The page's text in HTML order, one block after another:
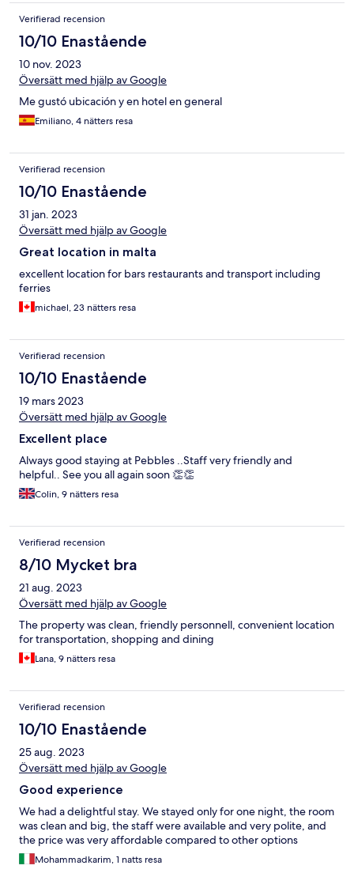
Verifierad recension
10/10 Enastående
10 nov. 2023
Översätt med hjälp av Google
Me gustó ubicación y en hotel en general
Emiliano, 4 nätters resa
Verifierad recension
10/10 Enastående
31 jan. 2023
Översätt med hjälp av Google
Great location in malta
excellent location for bars restaurants and transport including
ferries
michael, 23 nätters resa
Verifierad recension
10/10 Enastående
19 mars 2023
Översätt med hjälp av Google
Excellent place
Always good staying at Pebbles ..Staff very friendly and
helpful.. See you all again soon 👏👏
Colin, 9 nätters resa
Verifierad recension
8/10 Mycket bra
21 aug. 2023
Översätt med hjälp av Google
The property was clean, friendly personnell, convenient location
for transportation, shopping and dining
Lana, 9 nätters resa
Verifierad recension
10/10 Enastående
25 aug. 2023
Översätt med hjälp av Google
Good experience
We had a delightful stay. We stayed only for one night, the room
was clean and big, the staff were available and very polite, and
the price was very affordable compared to other options
Mohammadkarim, 1 natts resa